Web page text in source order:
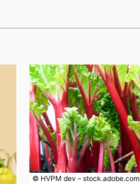
© HVPM dev – stock.adobe.com